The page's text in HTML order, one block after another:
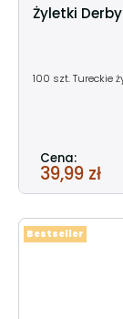
Żyletki
100 szt. Tureckie
Cena:
39,99 zł
Bestseller